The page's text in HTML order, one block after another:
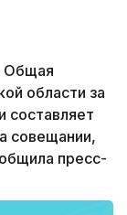
области за
составляет
совещании,
пресс-